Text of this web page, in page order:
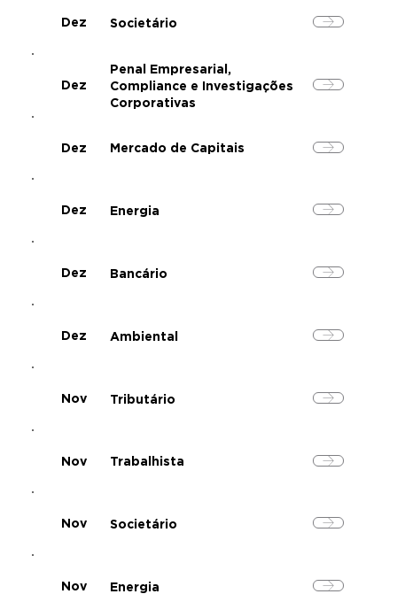
Dez Societário
Dez
Penal Empresarial,
Compliance e Investigações
Corporativas
Dez Mercado de Capitais
Dez Energia
Dez Bancário
Dez Ambiental
Nov Tributário
Nov Trabalhista
Nov Societário
Nov Energia